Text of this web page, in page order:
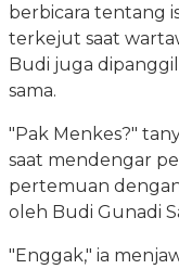
berbicara tentang
terkejut saat
Budi juga
sama.
"Pak Menkes?"
saat mendengar
pertemuan
oleh Budi Gunadi
"Enggak," ia